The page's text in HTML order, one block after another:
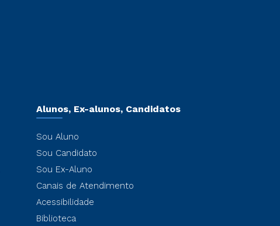
Alunos, Ex-alunos, Candidatos
Sou Aluno
Sou Candidato
Sou Ex-Aluno
Canais de Atendimento
Acessibilidade
Biblioteca